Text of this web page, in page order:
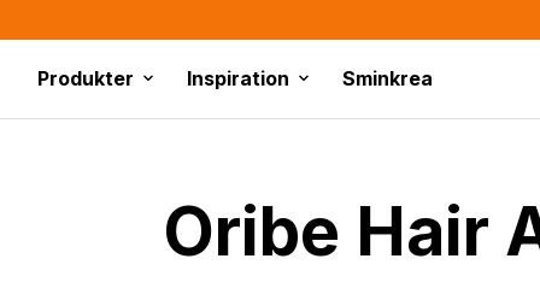
Produkter Inspiration Sminkrea
Oribe Hair